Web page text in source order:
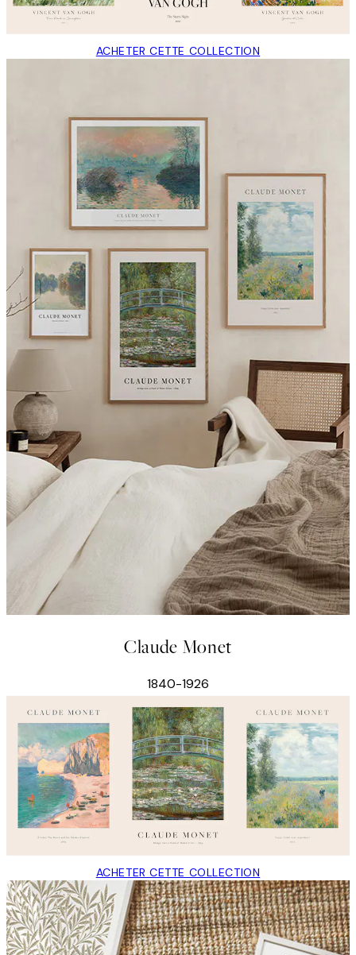
ACHETER CETTE COLLECTION
Claude Monet
1840-1926
ACHETER CETTE COLLECTION